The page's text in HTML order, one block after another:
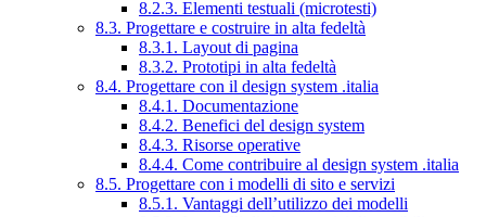
8.2.3. Elementi testuali (microtesti)
8.3. Progettare e costruire in alta fedeltà
8.3.1. Layout di pagina
8.3.2. Prototipi in alta fedeltà
8.4. Progettare con il design system .italia
8.4.1. Documentazione
8.4.2. Benefici del design system
8.4.3. Risorse operative
8.4.4. Come contribuire al design system .italia
8.5. Progettare con i modelli di sito e servizi
8.5.1. Vantaggi dell’utilizzo dei modelli